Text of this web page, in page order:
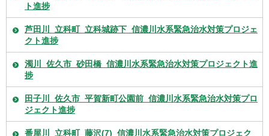
ト進捗
芦田川_立科町_立科城跡下_信濃川水系緊急治水対策プロジェ
クト進捗
濁川_佐久市_砂田橋_信濃川水系緊急治水対策プロジェクト進
捗
田子川_佐久市_平賀新町公園前_信濃川水系緊急治水対策プロ
ジェクト進捗
番屋川_立科町_藤沢(7)_信濃川水系緊急治水対策プロジェク